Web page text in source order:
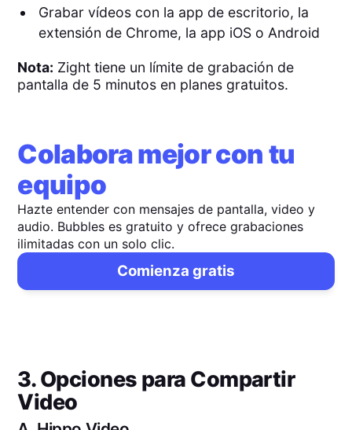
Grabar vídeos con la app de escritorio, la
extensión de Chrome, la app iOS o Android
Nota: Zight tiene un límite de grabación de
pantalla de 5 minutos en planes gratuitos.
Colabora mejor con tu
equipo
Hazte entender con mensajes de pantalla, video y
audio. Bubbles es gratuito y ofrece grabaciones
ilimitadas con un solo clic.
Comienza gratis
3. Opciones para Compartir
Video